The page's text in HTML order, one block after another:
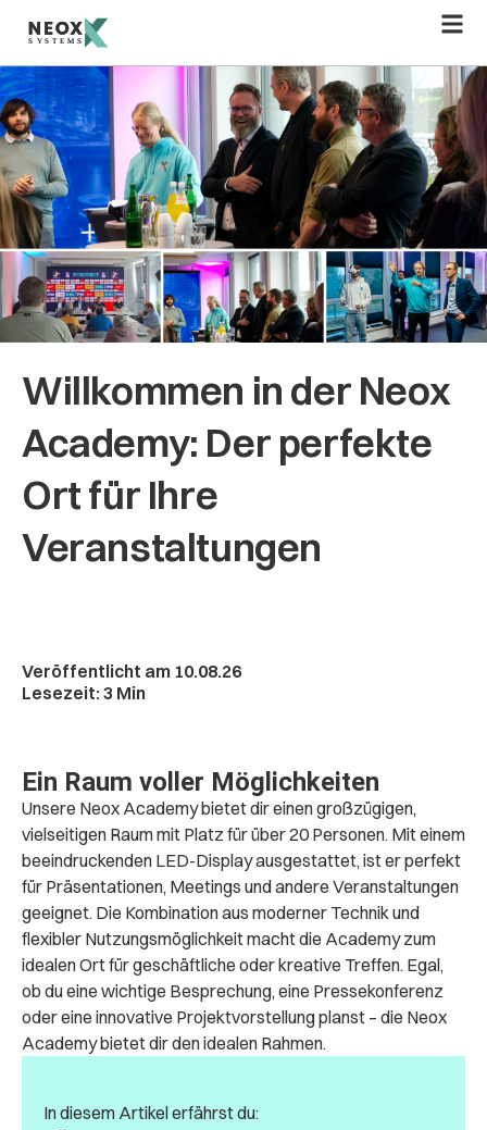
Inhalt
springen
Willkommen in der Neox
Academy: Der perfekte
Ort für Ihre
Veranstaltungen
Veröffentlicht am 10.08.26
Lesezeit: 3 Min
Ein Raum voller Möglichkeiten
Unsere Neox Academy bietet dir einen großzügigen,
vielseitigen Raum mit Platz für über 20 Personen. Mit einem
beeindruckenden LED-Display ausgestattet, ist er perfekt
für Präsentationen, Meetings und andere Veranstaltungen
geeignet. Die Kombination aus moderner Technik und
flexibler Nutzungsmöglichkeit macht die Academy zum
idealen Ort für geschäftliche oder kreative Treffen. Egal,
ob du eine wichtige Besprechung, eine Pressekonferenz
oder eine innovative Projektvorstellung planst – die Neox
Academy bietet dir den idealen Rahmen.
In diesem Artikel erfährst du: